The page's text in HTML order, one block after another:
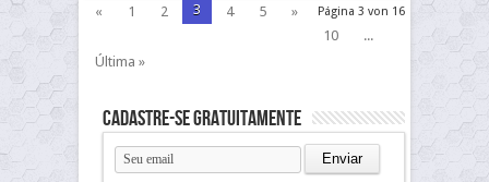
Página 3 von 16
« 1 2 3 4 5
»
10
...
Última »
Cadastre-se gratuitamente